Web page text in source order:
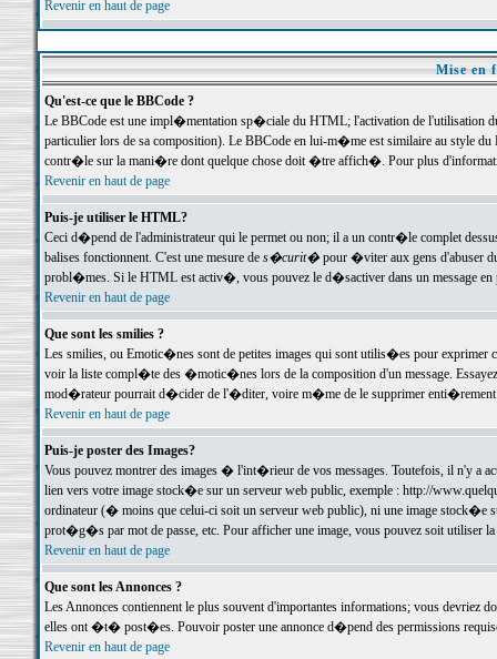
Revenir en haut de page
Mise en
Qu'est-ce que le BBCode ?
Le BBCode est une impl�mentation sp�ciale du HTML; l'activation de l'utilisation
particulier lors de sa composition). Le BBCode en lui-m�me est similaire au style
contr�le sur la mani�re dont quelque chose doit �tre affich�. Pour plus
Revenir en haut de page
Puis-je utiliser le HTML?
Ceci d�pend de l'administrateur qui le permet ou non; il a un contr�le complet
balises fonctionnent. C'est une mesure de s�curit�pour �viter aux gens d'abuser
probl�mes. Si le HTML est activ�, vous pouvez le d�sactiver dans un message en
Revenir en haut de page
Que sont les smilies ?
Les smilies, ou Emotic�nes sont de petites images qui sont utilis�es pour exprimer
voir la liste compl�te des �motic�nes lors de la composition d'un message.
mod�rateur pourrait d�cider de l'�diter, voire m�me de le supprimer
Revenir en haut de page
Puis-je poster des Images?
Vous pouvez montrer des images � l'int�rieur de vos messages. Toutefois, il n'y a
lien vers votre image stock�e sur un serveur web public, exemple : http://
ordinateur (� moins que celui-ci soit un serveur web public), ni une image stock�e
prot�g�s par mot de passe, etc. Pour afficher une image, vous pouvez soit
Revenir en haut de page
Que sont les Annonces ?
Les Annonces contiennent le plus souvent d'importantes informations; vous devriez
elles ont �t� post�es. Pouvoir poster une annonce d�pend des permissions
Revenir en haut de page